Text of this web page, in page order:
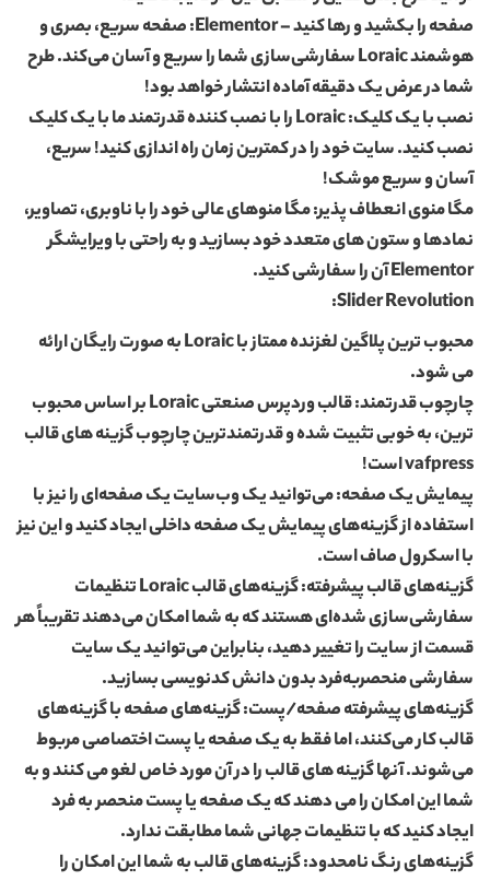
صفحه را بکشید و رها کنید – Elementor: صفحه سریع، بصری و
هوشمند Loraic سفارشی‌سازی شما را سریع و آسان می‌کند. طرح
شما در عرض یک دقیقه آماده انتشار خواهد بود!
نصب با یک کلیک: Loraic را با نصب کننده قدرتمند ما با یک کلیک
نصب کنید. سایت خود را در کمترین زمان راه اندازی کنید! سریع،
آسان و سریع موشک!
مگا منوی انعطاف پذیر: مگا منوهای عالی خود را با ناوبری، تصاویر،
نمادها و ستون های متعدد خود بسازید و به راحتی با ویرایشگر
Elementor آن را سفارشی کنید.
Slider Revolution:
محبوب ترین پلاگین لغزنده ممتاز با Loraic به صورت رایگان ارائه
می شود.
چارچوب قدرتمند: قالب وردپرس صنعتی Loraic بر اساس محبوب
ترین، به خوبی تثبیت شده و قدرتمندترین چارچوب گزینه های قالب
vafpress است!
پیمایش یک صفحه: می‌توانید یک وب‌سایت یک صفحه‌ای را نیز با
استفاده از گزینه‌های پیمایش یک صفحه داخلی ایجاد کنید و این نیز
با اسکرول صاف است.
گزینه‌های قالب پیشرفته: گزینه‌های قالب Loraic تنظیمات
سفارشی‌سازی شده‌ای هستند که به شما امکان می‌دهند تقریباً هر
قسمت از سایت را تغییر دهید، بنابراین می‌توانید یک سایت
سفارشی منحصربه‌فرد بدون دانش کدنویسی بسازید.
گزینه‌های پیشرفته صفحه/پست: گزینه‌های صفحه با گزینه‌های
قالب کار می‌کنند، اما فقط به یک صفحه یا پست اختصاصی مربوط
می‌شوند. آنها گزینه های قالب را در آن مورد خاص لغو می کنند و به
شما این امکان را می دهند که یک صفحه یا پست منحصر به فرد
ایجاد کنید که با تنظیمات جهانی شما مطابقت ندارد.
گزینه‌های رنگ نامحدود: گزینه‌های قالب به شما این امکان را